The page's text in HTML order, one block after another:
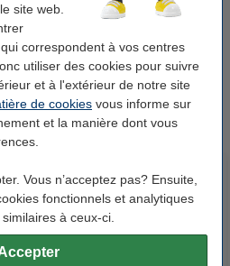
site web.
correspondent à vos centres
utiliser des cookies pour suivre
et à l'extérieur de notre site
de cookies vous informe sur
et la manière dont vous
Vous n’acceptez pas? Ensuite,
fonctionnels et analytiques
à ceux-ci.
ménage en latex L (1 paire,
populaires